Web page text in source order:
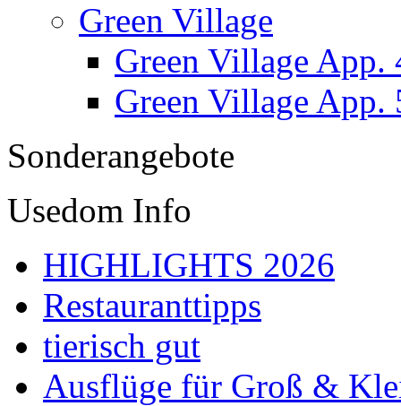
Green Village
Green Village App.
Green Village App.
Sonderangebote
Usedom Info
HIGHLIGHTS 2026
Restauranttipps
tierisch gut
Ausflüge für Groß &